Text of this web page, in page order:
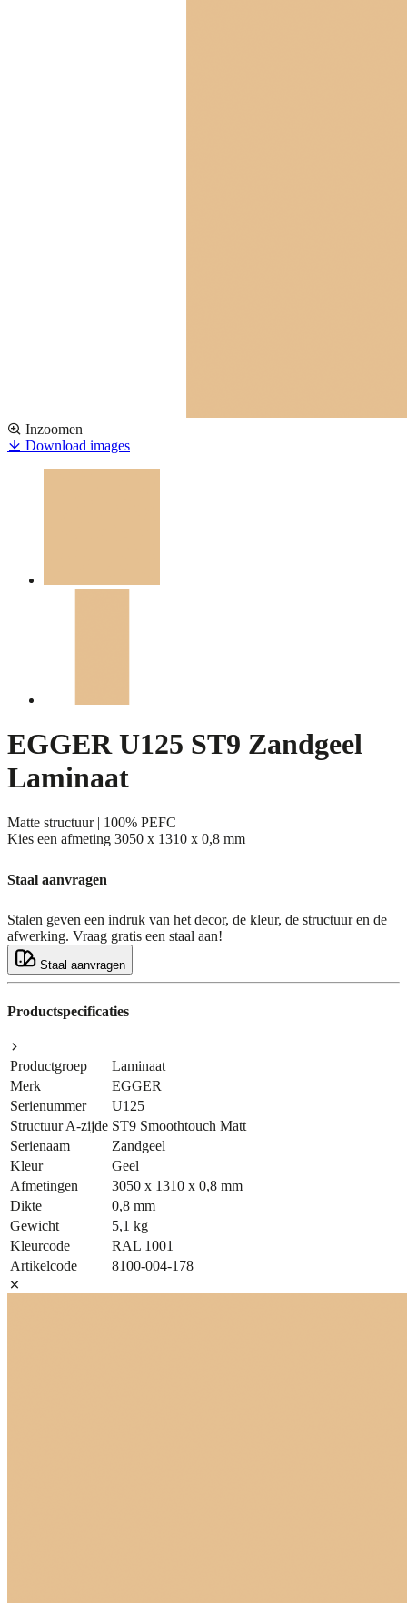
Inzoomen
Download images
EGGER U125 ST9 Zandgeel
Laminaat
Matte structuur | 100% PEFC
Kies een afmeting 3050 x 1310 x 0,8 mm
Staal aanvragen
Stalen geven een indruk van het decor, de kleur, de structuur en de
afwerking. Vraag gratis een staal aan!
Staal aanvragen
Productspecificaties
Productgroep
Laminaat
Merk
EGGER
Serienummer
U125
Structuur A-zijde ST9 Smoothtouch Matt
Serienaam
Zandgeel
Kleur
Geel
Afmetingen
3050 x 1310 x 0,8 mm
Dikte
0,8 mm
Gewicht
5,1 kg
Kleurcode
RAL 1001
Artikelcode
8100-004-178